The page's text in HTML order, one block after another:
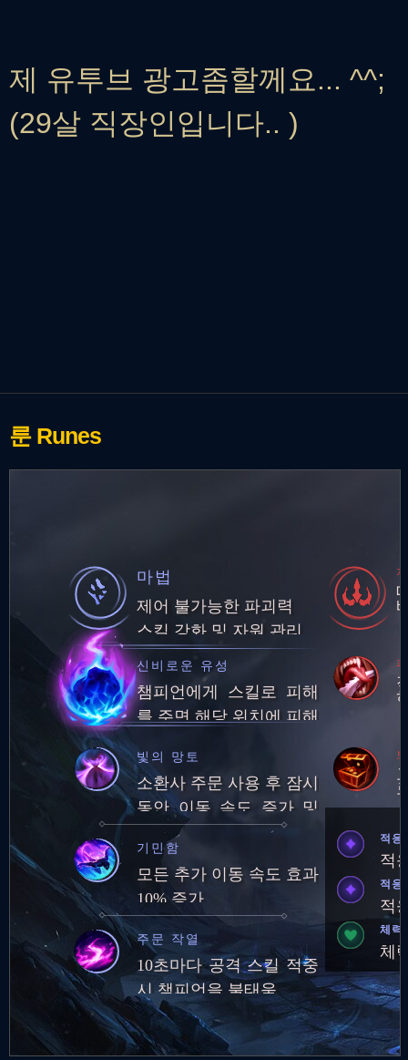
제 유투브 광고좀할께요... ^^;
(29살 직장인입니다.. )
룬 Runes
마법
제어 불가능한 파괴력
스킬 강화 및 자원 관리
신비로운 유성
챔피언에게 스킬로 피해
를 주면 해당 위치에 피해
빛의 망토
소환사 주문 사용 후 잠시
동안 이동 속도 증가 및
유닛 통과 가능
기민함
모든 추가 이동 속도 효과
10% 증가
주문 작열
10초마다 공격 스킬 적중
시 챔피언을 불태움
적응
적
적응
적
체력
체